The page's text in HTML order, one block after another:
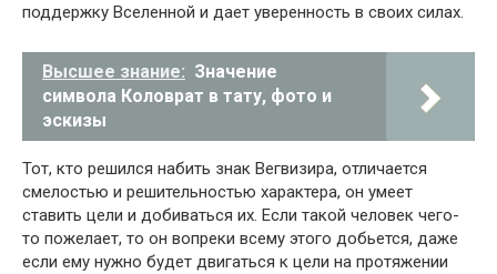
поддержку Вселенной и дает уверенность в своих силах.
Высшее знание: Значение
символа Коловрат в тату, фото и
эскизы
Тот, кто решился набить знак Вегвизира, отличается
смелостью и решительностью характера, он умеет
ставить цели и добиваться их. Если такой человек чего-
то пожелает, то он вопреки всему этого добьется, даже
если ему нужно будет двигаться к цели на протяжении